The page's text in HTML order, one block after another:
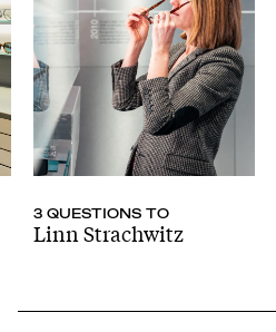
3 QUESTIONS TO
Linn Strachwitz